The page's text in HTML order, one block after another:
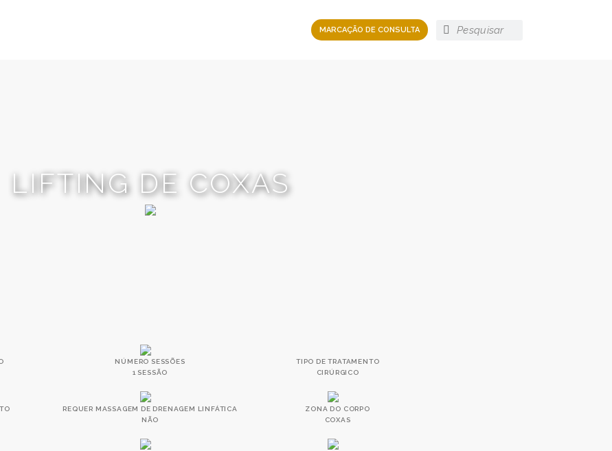
MARCAÇÃO DE CONSULTA
LIFTING DE COXAS
NÚMERO SESSÕES
1 SESSÃO
TIPO DE TRATAMENTO
CIRÚRGICO
REQUER MASSAGEM DE DRENAGEM LINFÁTICA
NÃO
ZONA DO CORPO
COXAS